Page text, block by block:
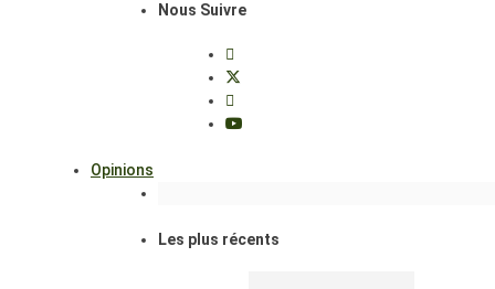
Nous Suivre
Opinions
Les plus récents